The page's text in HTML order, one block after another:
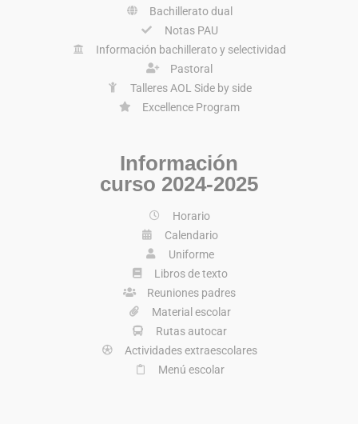
Bachillerato dual
Notas PAU
Información bachillerato y selectividad
Pastoral
Talleres AOL Side by side
Excellence Program
Información
curso 2024-2025
Horario
Calendario
Uniforme
Libros de texto
Reuniones padres
Material escolar
Rutas autocar
Actividades extraescolares
Menú escolar